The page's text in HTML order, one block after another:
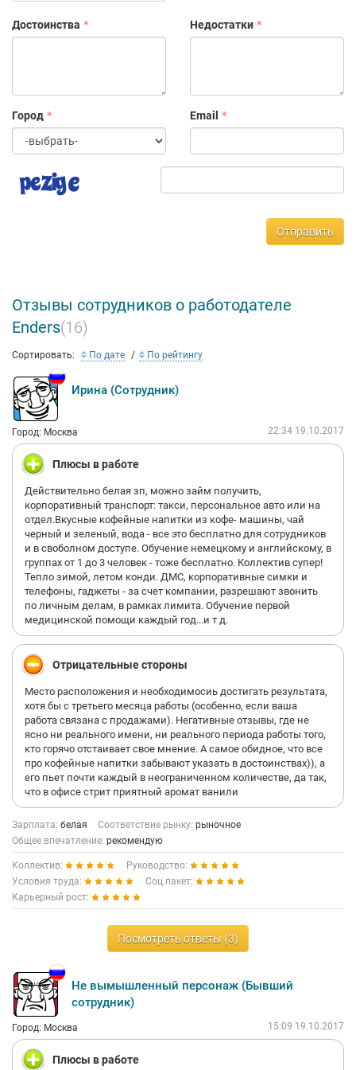
Достоинства Недостатки
Город Email
Отправить
Отзывы сотрудников о работодателе
Enders(16)
Сортировать: По дате По рейтингу
Ирина (Сотрудник)
Город: Москва 22:34 19.10.2017
Плюсы в работе
Действительно белая зп, можно займ получить,
корпоративный транспорт: такси, персональное авто или на
отдел.Вкусные кофейные напитки из кофе- машины, чай
черный и зеленый, вода - все это бесплатно для сотрудников
и в своболном доступе. Обучение немецкому и английскому, в
группах от 1 до 3 человек - тоже бесплатно. Коллектив супер!
Тепло зимой, летом конди. ДМС, корпоративные симки и
телефоны, гаджеты - за счет компании, разрешают звонить
по личным делам, в рамках лимита. Обучение первой
медицинской помощи каждый год...и т д.
Отрицательные стороны
Место расположения и необходимосиь достигать результата,
хотя бы с третьего месяца работы (особенно, если ваша
работа связана с продажами). Негативные отзывы, где не
ясно ни реального имени, ни реального периода работы того,
кто горячо отстаивает свое мнение. А самое обидное, что все
про кофейные напитки забывают указать в достоинствах)), а
его пьет почти каждый в неограниченном количестве, да так,
что в офисе стрит приятный аромат ванили
Зарплата: белая Соответствие рынку: рыночное
Общее впечатление: рекомендую
Коллектив:
Руководство:
Условия труда:
Соц.пакет:
Карьерный рост:
Посмотреть ответы (3)
Не вымышленный персонаж (Бывший
сотрудник)
Город: Москва 15:09 19.10.2017
Плюсы в работе